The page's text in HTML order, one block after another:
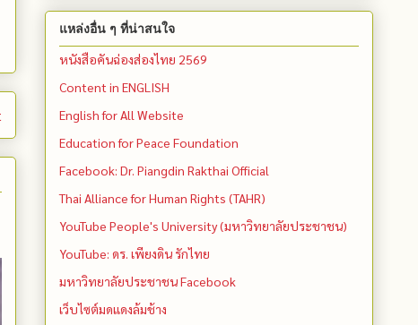
แหล่งอื่น ๆ ที่น่าสนใจ
หนังสือคันฉ่องส่องไทย 2569
Content in ENGLISH
English for All Website
Education for Peace Foundation
Facebook: Dr. Piangdin Rakthai Official
Thai Alliance for Human Rights (TAHR)
YouTube People's University (มหาวิทยาลัยประชาชน)
YouTube: ดร. เพียงดิน รักไทย
มหาวิทยาลัยประชาชน Facebook
เว็บไซต์มดแดงล้มช้าง